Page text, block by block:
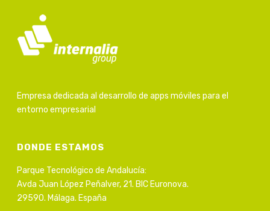
Empresa dedicada al desarrollo de apps móviles para el
entorno empresarial
DONDE ESTAMOS
Parque Tecnológico de Andalucía:
Avda Juan López Peñalver, 21. BIC Euronova.
29590. Málaga. España